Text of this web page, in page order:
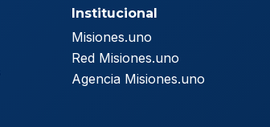
Institucional
Misiones.uno
Red Misiones.uno
Agencia Misiones.uno